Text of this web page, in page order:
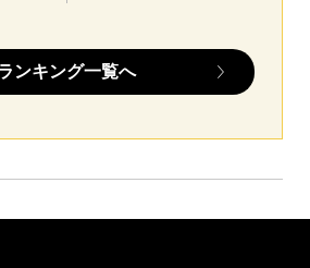
ンキング一覧へ